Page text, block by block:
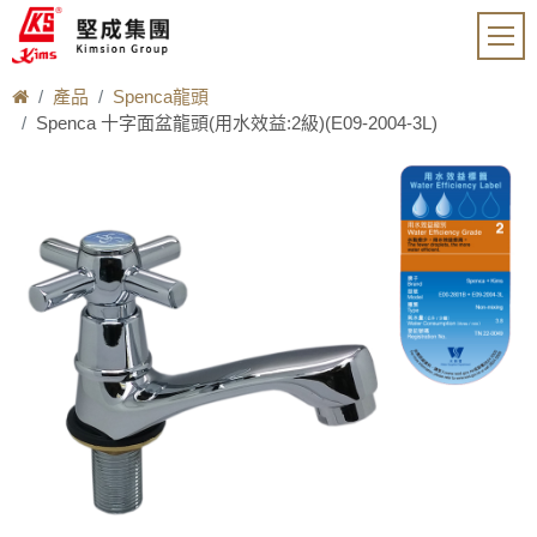
產品
Spenca龍頭
Spenca 十字面盆龍頭(用水效益:2級)(E09-2004-3L)